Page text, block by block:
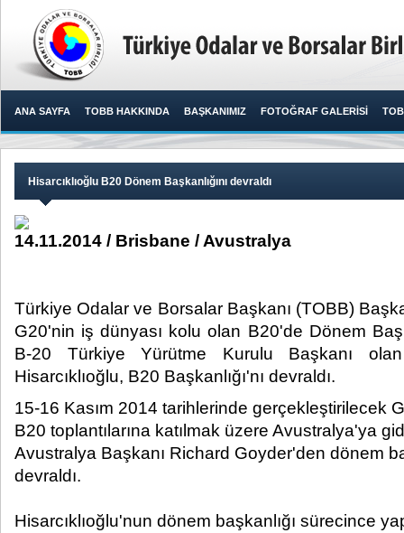
ANA SAYFA TOBB HAKKINDA BAŞKANIMIZ FOTOĞRAF GALERİSİ
Hisarcıklıoğlu B20 Dönem Başkanlığını devraldı
14.11.2014 / Brisbane / Avustralya
Türkiye Odalar ve Borsalar Başkanı (TOBB)
G20'nin iş dünyası kolu olan B20'de Dönem
B-20 Türkiye Yürütme Kurulu Başkanı
Hisarcıklıoğlu, B20 Başkanlığı'nı devraldı.​
15-16 Kasım 2014 tarihlerinde gerçekleştirilecek
B20 toplantılarına katılmak üzere Avustralya'ya
Avustralya Başkanı Richard Goyder'den dönem
devraldı.
Hisarcıklıoğlu'nun dönem başkanlığı sürecince